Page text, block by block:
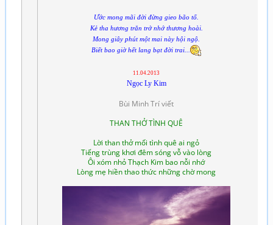
Ước mong mãi đời đừng gieo bão tố.
Kẻ tha hương trăn trở nhớ thương hoài.
Mong giây phút một mai này hội ngộ.
Biết bao giờ hết lang bạt đời trai...
11.04.2013
Ngọc Ly Kim
Bùi Minh Trí viết
THAN THỞ TÌNH QUÊ
Lời than thở mối tình quê ai ngỏ
Tiếng trùng khơi đêm sóng vỗ vào lòng
Ôi xóm nhỏ Thạch Kim bao nỗi nhớ
Lòng mẹ hiền thao thức những chờ mong